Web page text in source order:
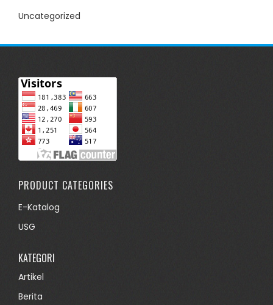
Uncategorized
PRODUCT CATEGORIES
E-Katalog
USG
KATEGORI
Artikel
Berita